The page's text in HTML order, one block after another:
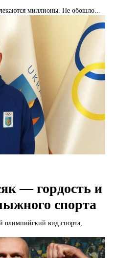
миллионы. Не обошло...
— гордость и
спорта
вид спорта,